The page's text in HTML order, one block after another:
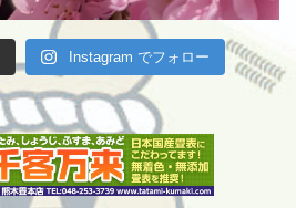
Instagram でフォロー